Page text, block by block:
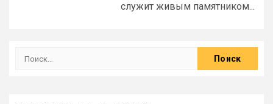
служит живым памятником...